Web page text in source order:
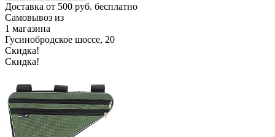
Доставка от 500 руб. бесплатно
Самовывоз из
1 магазина
Гусинобродское шоссе, 20
Скидка!
Скидка!